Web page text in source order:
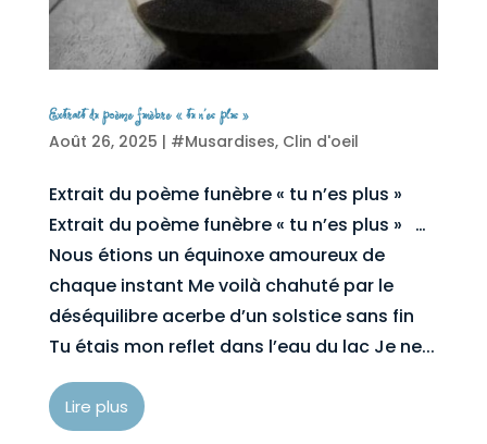
Extrait du poème funèbre « tu n’es plus »
Août 26, 2025 | #Musardises, Clin d'oeil
Extrait du poème funèbre « tu n’es plus »
Extrait du poème funèbre « tu n’es plus » …
Nous étions un équinoxe amoureux de
chaque instant Me voilà chahuté par le
déséquilibre acerbe d’un solstice sans fin
Tu étais mon reflet dans l’eau du lac Je ne...
Lire plus